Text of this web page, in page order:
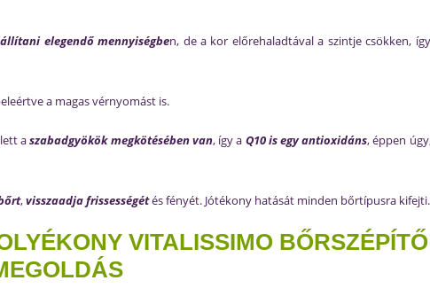
elegendő mennyiségben, de a kor előrehaladtával a szintje csökken,
a magas vérnyomást is.
aszabadgyökök megkötésében van, így a Q10 is egy antioxidáns, éppen
,visszaadja frissességétés fényét. Jótékony hatását minden bőrtípusra kifejti.
VITALISSIMO BŐRSZÉPÍTŐ